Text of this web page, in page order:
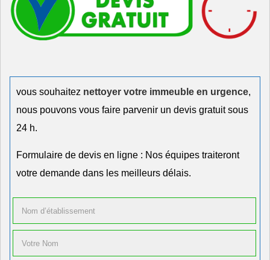
vous souhaitez nettoyer votre immeuble en urgence,
nous pouvons vous faire parvenir un devis gratuit sous
24 h.
Formulaire de devis en ligne : Nos équipes traiteront
votre demande dans les meilleurs délais.